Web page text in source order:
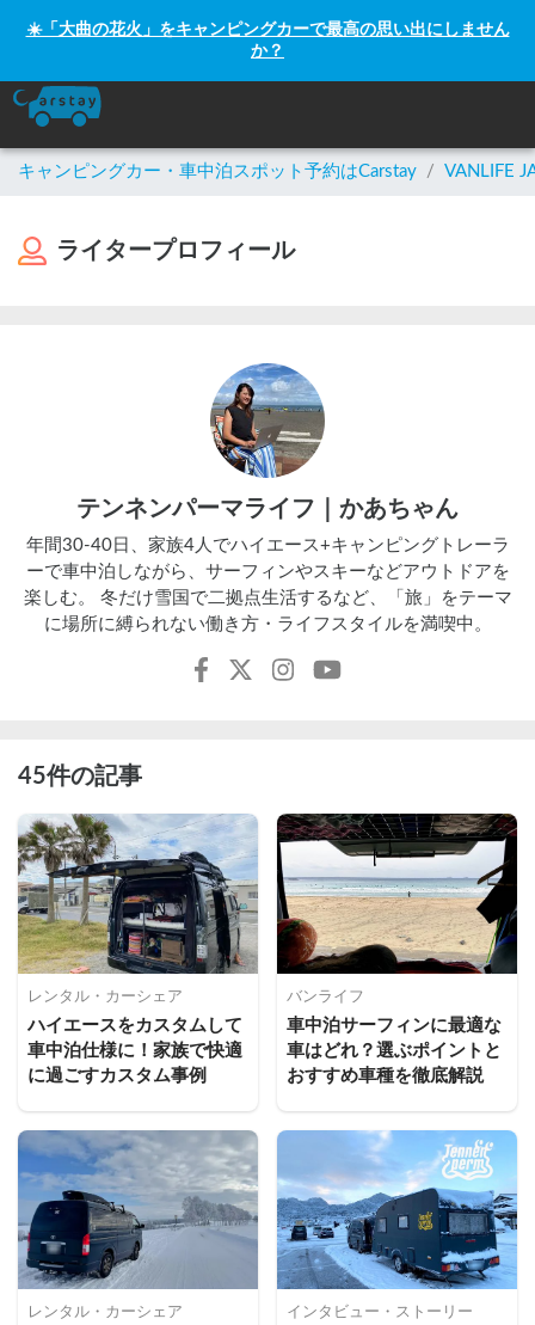
☀️「大曲の花火」をキャンピングカーで最高の思い出にしません
か？
キャンピングカー・車中泊スポット予約はCarstay / VANLIFE
ライタープロフィール
テンネンパーマライフ｜かあちゃん
年間30-40日、家族4人でハイエース+キャンピングトレーラ
ーで車中泊しながら、サーフィンやスキーなどアウトドアを
楽しむ。 冬だけ雪国で二拠点生活するなど、「旅」をテーマ
に場所に縛られない働き方・ライフスタイルを満喫中。
45件の記事
レンタル・カーシェア
ハイエースをカスタムして
車中泊仕様に！家族で快適
に過ごすカスタム事例
バンライフ
車中泊サーフィンに最適な
車はどれ？選ぶポイントと
おすすめ車種を徹底解説
レンタル・カーシェア インタビュー・ストーリー